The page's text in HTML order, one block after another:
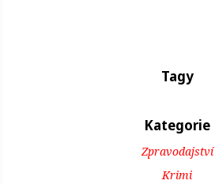
Tagy
Kategorie
Zpravodajství
Krimi